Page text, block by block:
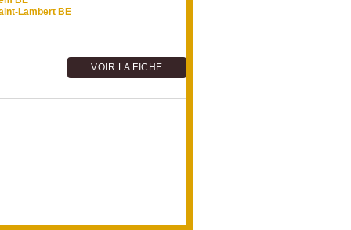
Lambert BE
VOIR LA FICHE